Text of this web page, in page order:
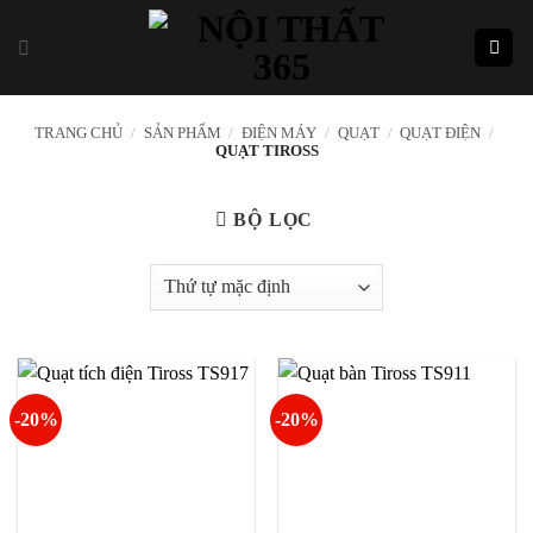
TRANG CHỦ / SẢN PHẨM / ĐIỆN MÁY / QUẠT / QUẠT ĐIỆN /
QUẠT TIROSS
BỘ LỌC
-20% -20%